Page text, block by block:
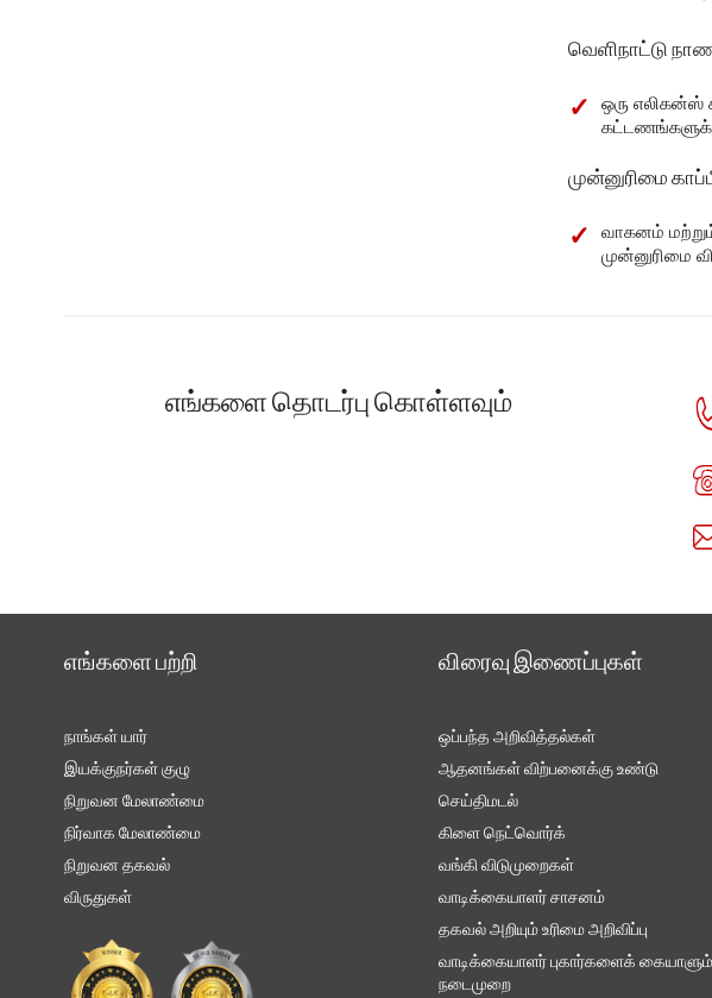
வெளிநாட்டு
ஒரு எலிகன்ஸ்
முன்னுரிமை
வாகனம்
முன்னுரிமை
எங்களை தொடர்பு கொள்ளவும்
எங்களை பற்றி
நாங்கள் யார்
இயக்குநர்கள் குழு
நிறுவன மேலாண்மை
நிர்வாக மேலாண்மை
நிறுவன தகவல்
விருதுகள்
விரைவு இணைப்புகள்
ஒப்பந்த அறிவித்தல்கள்
ஆதனங்கள் விற்பனைக்கு உண்டு
செய்திமடல்
கிளை நெட்வொர்க்
வங்கி விடுமுறைகள்
வாடிக்கையாளர் சாசனம்
தகவல் அறியும் உரிமை அறிவிப்பு
வாடிக்கையாளர் புகார்களைக் கையாளும்
நடைமுறை